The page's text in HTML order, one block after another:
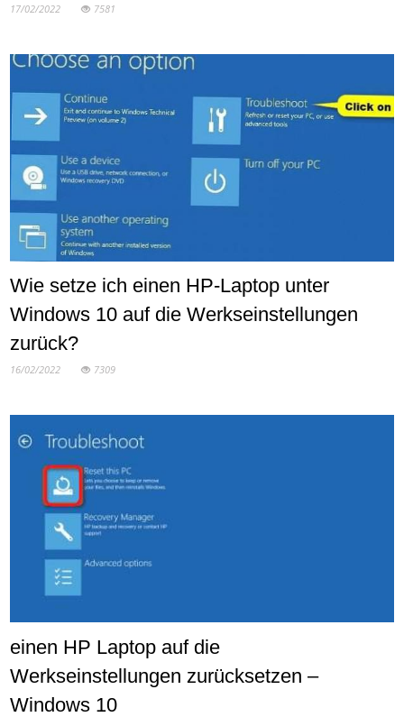
17/02/2022 7581
Wie setze ich einen HP-Laptop unter
Windows 10 auf die Werkseinstellungen
zurück?
16/02/2022 7309
einen HP Laptop auf die
Werkseinstellungen zurücksetzen –
Windows 10